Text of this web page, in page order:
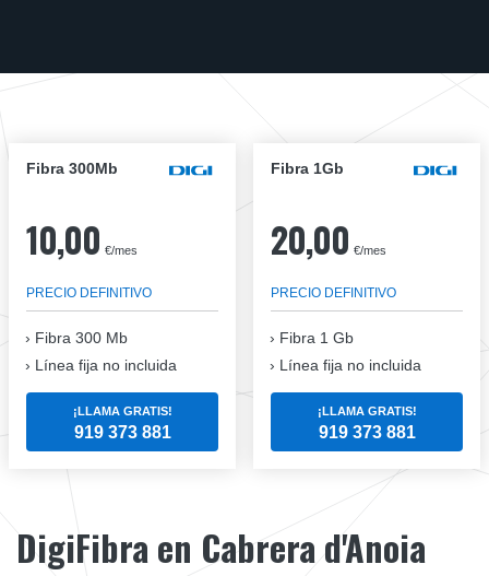
Fibra 300Mb
10,00 €/mes
PRECIO DEFINITIVO
Fibra 300 Mb
Línea fija no incluida
¡LLAMA GRATIS!
919 373 881
Fibra 1Gb
20,00 €/mes
PRECIO DEFINITIVO
Fibra 1 Gb
Línea fija no incluida
¡LLAMA GRATIS!
919 373 881
DigiFibra en Cabrera d'Anoia